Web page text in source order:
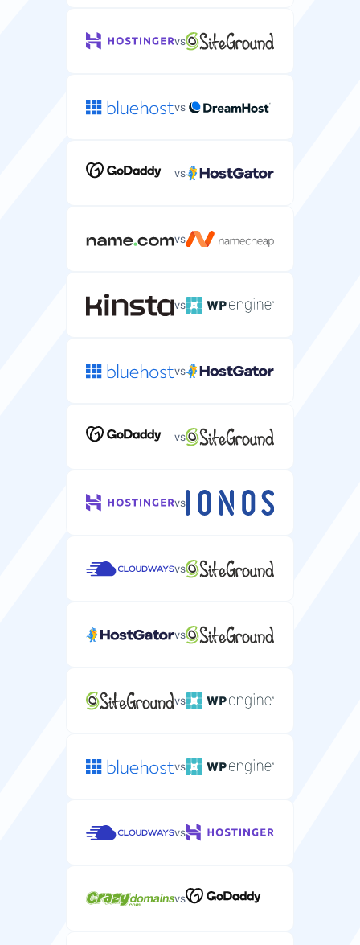
vs
vs
vs
vs
vs
vs
vs
vs
vs
vs
vs
vs
vs
vs